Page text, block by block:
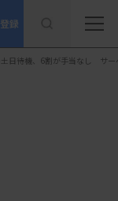
録
日待機、6割が手当なし サー